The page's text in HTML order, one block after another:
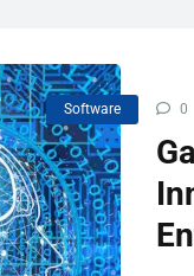
Software 0